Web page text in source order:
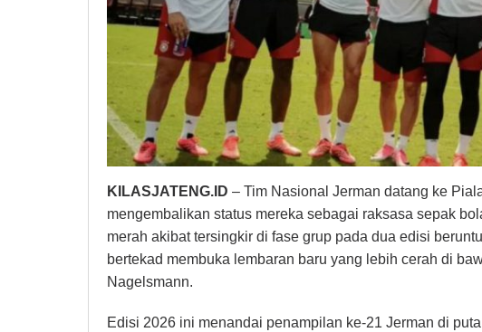
KILASJATENG.ID – Tim Nasional Jerman datang ke
mengembalikan status mereka sebagai raksasa sepak
merah akibat tersingkir di fase grup pada dua edisi
bertekad membuka lembaran baru yang lebih cerah di
Nagelsmann.
Edisi 2026 ini menandai penampilan ke-21 Jerman di